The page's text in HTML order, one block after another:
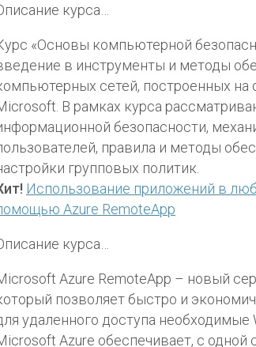
курса…
«Основы компьютерной
в инструменты и методы
сетей, построенных
В рамках курса
безопасности,
правила и методы
групповых политик.
Использование приложений в
Azure RemoteApp
курса…
Azure RemoteApp – новый
позволяет быстро и
удаленного доступа
Azure обеспечивает, с